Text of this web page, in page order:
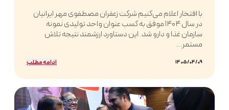
با افتخار اعلام می‌کنیم شرکت زعفران مصطفوی مهر ایرانیان
در سال ۱۴۰۴ موفق به کسب عنوان واحد تولیدی نمونه
سازمان غذا و دارو شد. این دستاورد ارزشمند نتیجه تلاش
مستمر...
1405/04/09 ادامه مطلب